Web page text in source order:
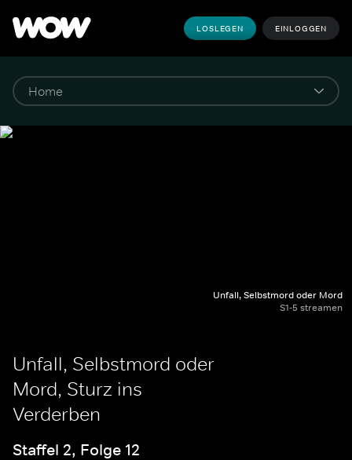
LOSLEGEN EINLOGGEN
Unfall, Selbstmord oder Mord
S1-5 streamen
Unfall, Selbstmord oder
Mord, Sturz ins
Verderben
Staffel 2, Folge 12